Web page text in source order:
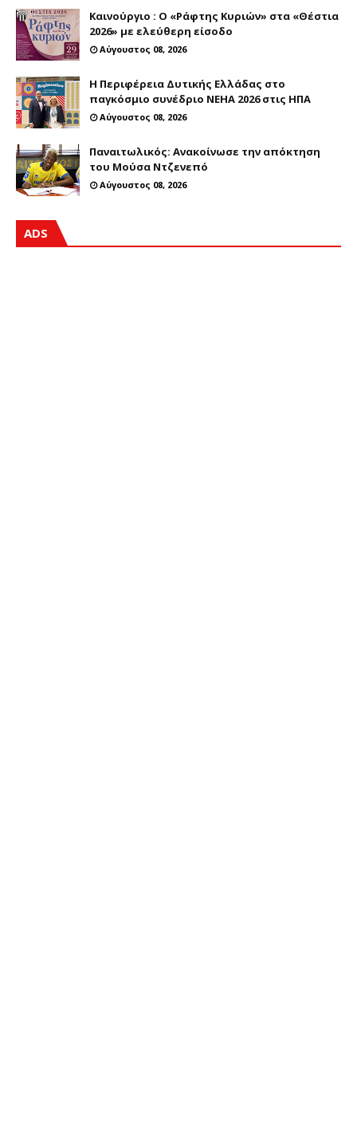
Καινούργιο : Ο «Ράφτης Κυριών» στα «Θέστια
2026» με ελεύθερη είσοδο
Αύγουστος 08, 2026
Η Περιφέρεια Δυτικής Ελλάδας στο
παγκόσμιο συνέδριο NEHA 2026 στις ΗΠΑ
Αύγουστος 08, 2026
Παναιτωλικός: Ανακοίνωσε την απόκτηση
του Μούσα Ντζενεπό
Αύγουστος 08, 2026
ADS